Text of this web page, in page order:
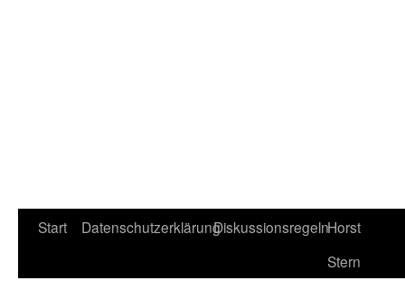
Start DatenschutzerklärungDiskussionsregelnHorst
Stern